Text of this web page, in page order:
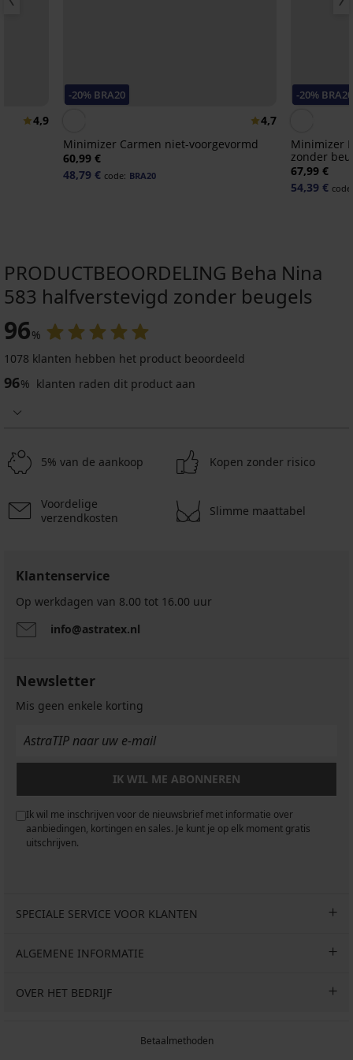
4,9
-20% BRA20
4,7
Minimizer Carmen niet-voorgevormd
60,99 €
48,79 € code: BRA20
-20% BRA20
Minimizer
zonder
67,99 €
54,39 €
onverstevigd
32,99
Danuta
zonder
beugels
€
35,99
PRODUCTBEOORDELING Beha Nina
583 halfverstevigd zonder beugels
96%
1078 klanten hebben het product beoordeeld
96% klanten raden dit product aan
5% van de aankoop Kopen zonder risico
Voordelige
verzendkosten
Slimme maattabel
Klantenservice
Op werkdagen van 8.00 tot 16.00 uur
info@astratex.nl
Newsletter
Mis geen enkele korting
IK WIL ME ABONNEREN
Ik wil me inschrijven voor de nieuwsbrief met informatie over
aanbiedingen, kortingen en sales. Je kunt je op elk moment gratis
uitschrijven.
SPECIALE SERVICE VOOR KLANTEN
ALGEMENE INFORMATIE
OVER HET BEDRIJF
Betaalmethoden